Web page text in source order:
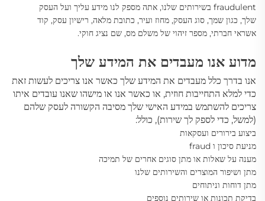
fraudulent בשירותים שלנו, אתה מספק לנו מידע עליך ועל העסק
שלך, כגון שמך, סוג העסק, מחוז ועיר, כתובת מלאה, רישיון עסק, קוד
אשראי חברתי, מספר זיהוי של משלם מס, שם נציג חוקי.
מדוע אנו מעבדים את המידע שלך
אנו בדרך כלל מעבדים את המידע שלך כאשר אנו צריכים לעשות זאת
כדי למלא התחייבות חוזית, או כאשר אנו או מישהו שאנו עובדים איתו
צריכים להשתמש במידע האישי שלך מסיבה הקשורה לעסק שלהם
(למשל, כדי לספק לך שירות), כולל:
ביצוע בירורים ועסקאות
מניעת סיכון ו fraud
מענה על שאלות או מתן סוגים אחרים של תמיכה
מתן ושיפור המוצרים והשירותים שלנו
מתן דוחות וניתוחים
בדיקת תכונות או שירותים נוספים